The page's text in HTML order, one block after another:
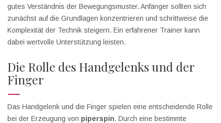
gutes Verständnis der Bewegungsmuster. Anfänger sollten sich
zunächst auf die Grundlagen konzentrieren und schrittweise die
Komplexität der Technik steigern. Ein erfahrener Trainer kann
dabei wertvolle Unterstützung leisten.
Die Rolle des Handgelenks und der
Finger
Das Handgelenk und die Finger spielen eine entscheidende Rolle
bei der Erzeugung von piperspin. Durch eine bestimmte